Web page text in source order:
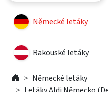
Německé letáky
Rakouské letáky
Německé letáky